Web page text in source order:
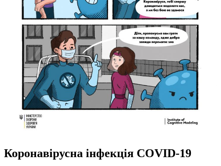
Коронавірусна інфекція COVID-19